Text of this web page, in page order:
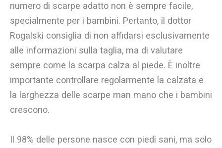
numero di scarpe adatto non è sempre facile,
specialmente per i bambini. Pertanto, il dottor
Rogalski consiglia di non affidarsi esclusivamente
alle informazioni sulla taglia, ma di valutare
sempre come la scarpa calza al piede. È inoltre
importante controllare regolarmente la calzata e
la larghezza delle scarpe man mano che i bambini
crescono.
Il 98% delle persone nasce con piedi sani, ma solo